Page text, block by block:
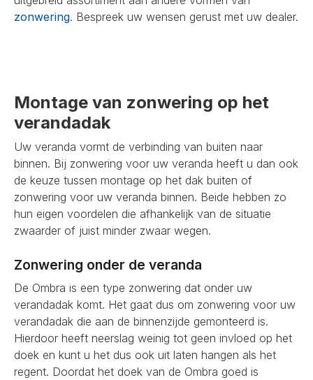
zonwering. Bespreek uw wensen gerust met uw dealer.
Montage van zonwering op het
verandadak
Uw veranda vormt de verbinding van buiten naar
binnen. Bij zonwering voor uw veranda heeft u dan ook
de keuze tussen montage op het dak buiten of
zonwering voor uw veranda binnen. Beide hebben zo
hun eigen voordelen die afhankelijk van de situatie
zwaarder of juist minder zwaar wegen.
Zonwering onder de veranda
De Ombra is een type zonwering dat onder uw
verandadak komt. Het gaat dus om zonwering voor uw
verandadak die aan de binnenzijde gemonteerd is.
Hierdoor heeft neerslag weinig tot geen invloed op het
doek en kunt u het dus ook uit laten hangen als het
regent. Doordat het doek van de Ombra goed is